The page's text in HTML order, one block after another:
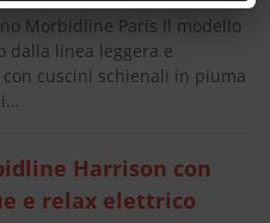
Morbidline Paris Il modello
dalla linea leggera e
cuscini schienali in piuma
Harrison con
e relax elettrico